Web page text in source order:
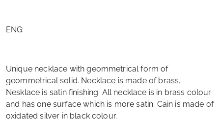
ENG:
Unique necklace with geommetrical form of
geommetrical solid. Necklace is made of brass.
Nesklace is satin finishing. All necklace is in brass colour
and has one surface which is more satin. Cain is made of
oxidated silver in black colour.